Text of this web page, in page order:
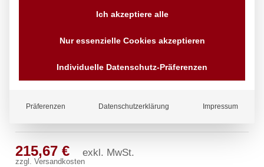
clarix Wandventil 3/4″
215,67€ exkl. MwSt.
zzgl.Versandkosten
Ich akzeptiere alle
Nur essenzielle Cookies akzeptieren
Individuelle Datenschutz-Präferenzen
Präferenzen Datenschutzerklärung Impressum